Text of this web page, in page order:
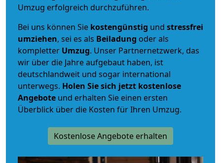
Umzug erfolgreich durchzuführen.
Bei uns können Sie kostengünstig und stressfrei
umziehen, sei es als Beiladung oder als
kompletter Umzug. Unser Partnernetzwerk, das
wir über die Jahre aufgebaut haben, ist
deutschlandweit und sogar international
unterwegs. Holen Sie sich jetzt kostenlose
Angebote und erhalten Sie einen ersten
Überblick über die Kosten für Ihren Umzug.
Kostenlose Angebote erhalten